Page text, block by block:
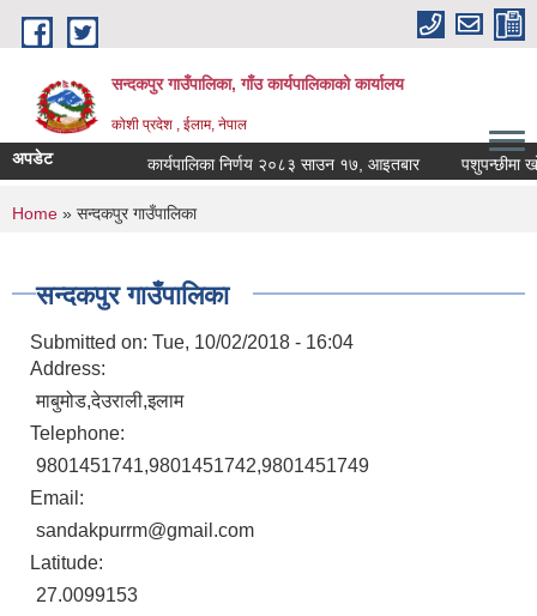
Skip to main content
सन्दकपुर गाउँपालिका, गाँउ कार्यपालिकाको कार्यालय
कोशी प्रदेश , ईलाम, नेपाल
अपडेट कार्यपालिका निर्णय २०८३ साउन १७, आइतबार पशुपन्छीमा
You are here
Home » सन्दकपुर गाउँपालिका
सन्दकपुर गाउँपालिका
Submitted on: Tue, 10/02/2018 - 16:04
Address:
माबुमोड,देउराली,इलाम
Telephone:
9801451741,9801451742,9801451749
Email:
sandakpurrm@gmail.com
Latitude:
27.0099153